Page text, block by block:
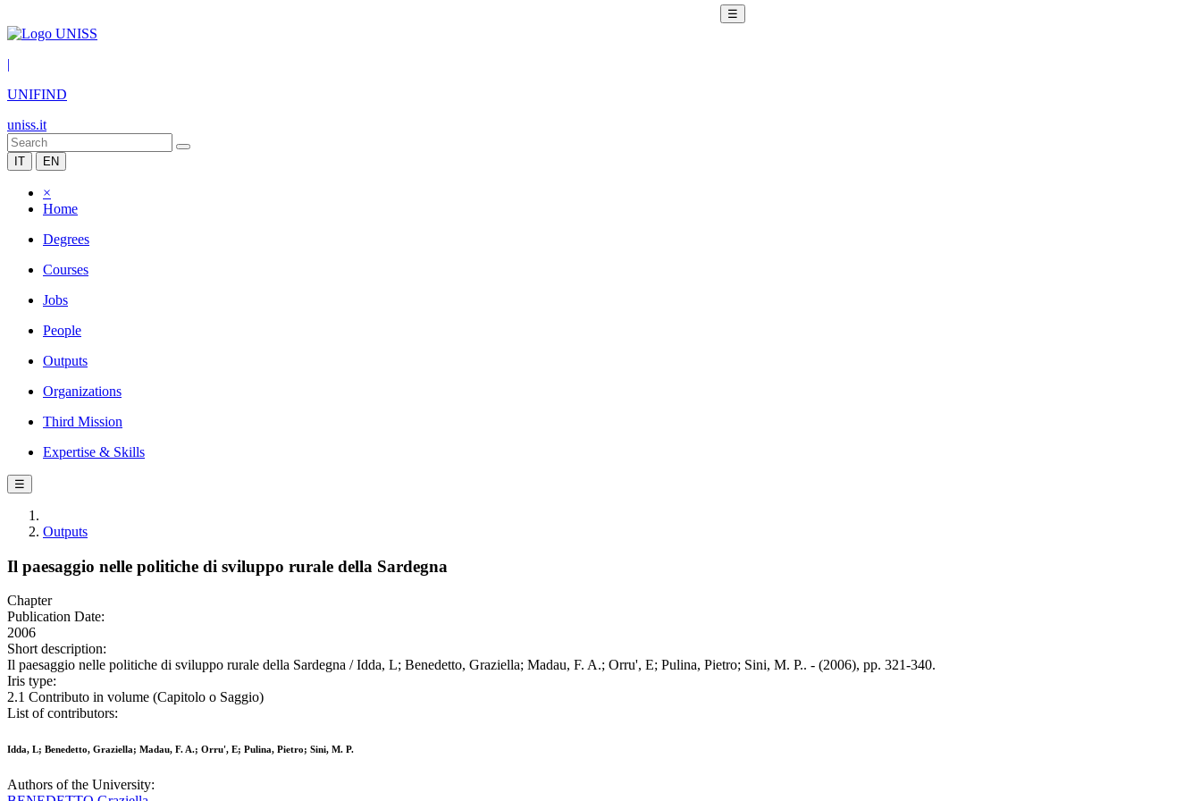
☰
|
UNIFIND
uniss.it
IT EN
×
Home
Degrees
Courses
Jobs
People
Outputs
Organizations
Third Mission
Expertise & Skills
☰
Outputs
Il paesaggio nelle politiche di sviluppo rurale della Sardegna
Chapter
Publication Date:
2006
Short description:
Il paesaggio nelle politiche di sviluppo rurale della Sardegna / Idda, L; Benedetto, Graziella; Madau, F. A.; Orru', E; Pulina, Pietro; Sini, M. P.. - (2006), pp. 321-340.
Iris type:
2.1 Contributo in volume (Capitolo o Saggio)
List of contributors:
Idda, L; Benedetto, Graziella; Madau, F. A.; Orru', E; Pulina, Pietro; Sini, M. P.
Authors of the University: